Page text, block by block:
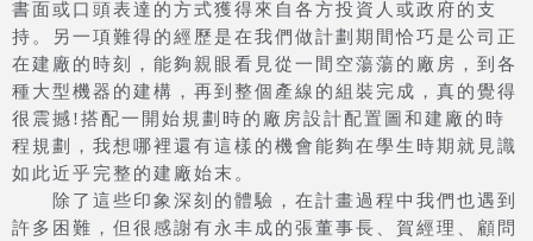
書面或口頭表達的方式獲得來自各方投資人或政府的支
持。另一項難得的經歷是在我們做計劃期間恰巧是公司正
在建廠的時刻，能夠親眼看見從一間空蕩蕩的廠房，到各
種大型機器的建構，再到整個產線的組裝完成，真的覺得
很震撼!搭配一開始規劃時的廠房設計配置圖和建廠的時
程規劃，我想哪裡還有這樣的機會能夠在學生時期就見識
如此近乎完整的建廠始末。
除了這些印象深刻的體驗，在計畫過程中我們也遇到
許多困難，但很感謝有永丰成的張董事長、賀經理、顧問